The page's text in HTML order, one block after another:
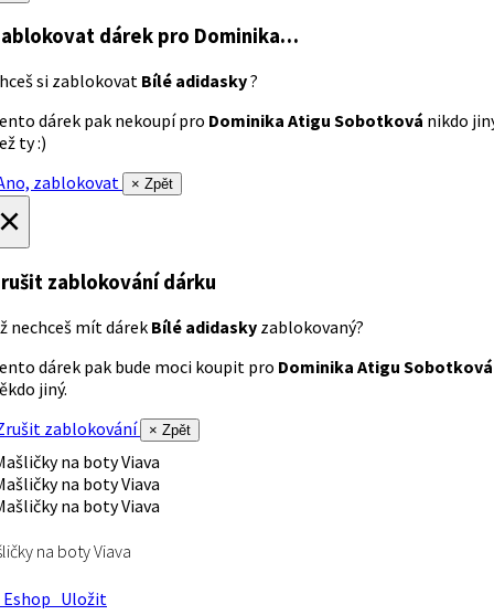
dárek pro Dominika…
si zablokovat Bílé adidasky?
dárek pak nekoupí pro Dominika Atigu Sobotková nikdo
ty :)
zablokovat
× Zpět
zablokování dárku
nechceš mít dárek Bílé adidasky zablokovaný?
dárek pak bude moci koupit pro Dominika Atigu Sobotková
jiný.
zablokování
× Zpět
na boty Viava
Uložit